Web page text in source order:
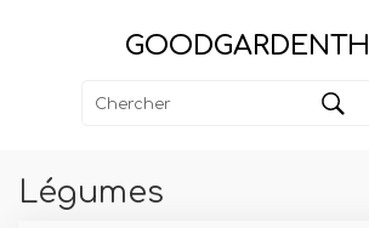
Légumes